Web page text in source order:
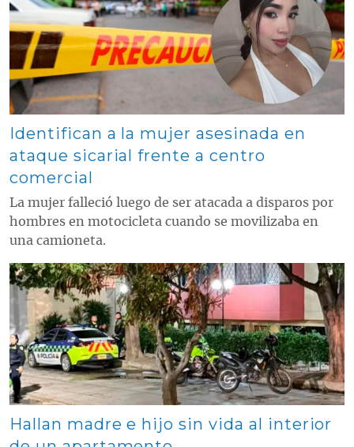
Identifican a la mujer asesinada en
ataque sicarial frente a centro
comercial
La mujer falleció luego de ser atacada a disparos por
hombres en motocicleta cuando se movilizaba en
una camioneta.
Contenido multimedia principal
Hallan madre e hijo sin vida al interior